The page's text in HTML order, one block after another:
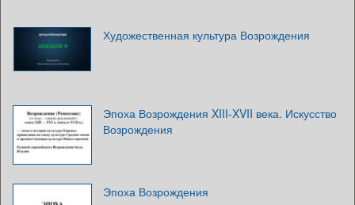
Художественная культура Возрождения
Эпоха Возрождения XIII-XVII века. Искусство
Возрождения
Эпоха Возрождения